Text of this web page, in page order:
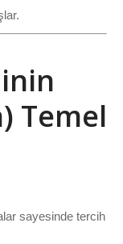
Temel
sayesinde tercih